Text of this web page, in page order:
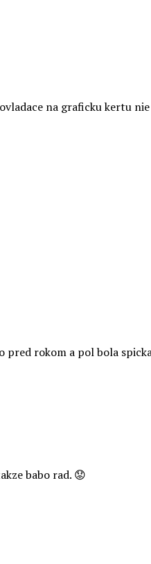
na graficku kertu
rokom a pol bola
babo rad. 😟